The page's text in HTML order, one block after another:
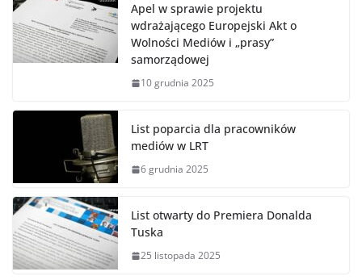
Apel w sprawie projektu
wdrażającego Europejski Akt o
Wolności Mediów i „prasy”
samorządowej
10 grudnia 2025
List poparcia dla pracowników
mediów w LRT
6 grudnia 2025
List otwarty do Premiera Donalda
Tuska
25 listopada 2025